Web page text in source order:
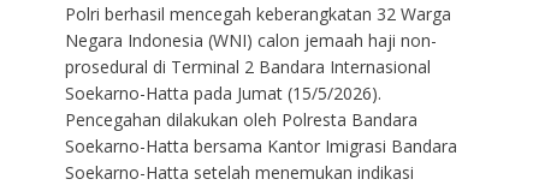
Polri berhasil mencegah keberangkatan 32 Warga
Negara Indonesia (WNI) calon jemaah haji non-
prosedural di Terminal 2 Bandara Internasional
Soekarno-Hatta pada Jumat (15/5/2026).
Pencegahan dilakukan oleh Polresta Bandara
Soekarno-Hatta bersama Kantor Imigrasi Bandara
Soekarno-Hatta setelah menemukan indikasi